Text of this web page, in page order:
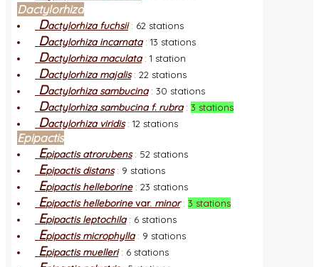
Dactylorhiza
Dactylorhiza fuchsii: 62 stations
Dactylorhiza incarnata: 13 stations
Dactylorhiza maculata: 1 station
Dactylorhiza majalis: 22 stations
Dactylorhiza sambucina: 30 stations
Dactylorhiza sambucina f. rubra: 3 stations
Dactylorhiza viridis: 12 stations
Epipactis
Epipactis atrorubens: 52 stations
Epipactis distans: 9 stations
Epipactis helleborine: 23 stations
Epipactis helleborinevar. minor: 3 stations
Epipactis leptochila: 6 stations
Epipactis microphylla: 9 stations
Epipactis muelleri: 6 stations